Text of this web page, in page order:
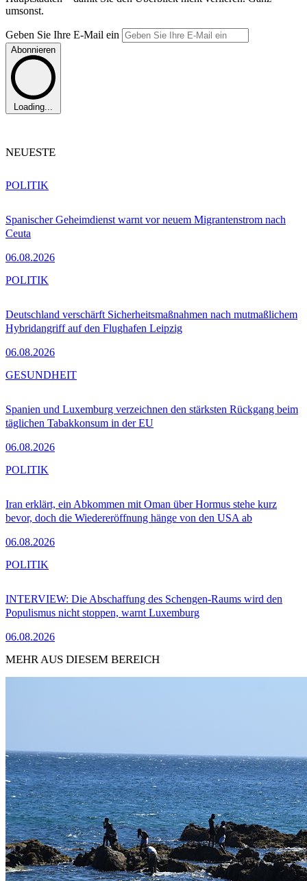
umsonst.
Geben Sie Ihre E-Mail ein
Abonnieren
Loading...
NEUESTE
Spanischer Geheimdienst warnt vor neuem Migrantenstrom nach
Ceuta
06.08.2026
POLITIK
Deutschland verschärft Sicherheitsmaßnahmen nach mutmaßlichem
Hybridangriff auf den Flughafen Leipzig
06.08.2026
POLITIK
Spanien und Luxemburg verzeichnen den stärksten Rückgang beim
täglichen Tabakkonsum in der EU
06.08.2026
GESUNDHEIT
Iran erklärt, ein Abkommen mit Oman über Hormus stehe kurz
bevor, doch die Wiedereröffnung hänge von den USA ab
06.08.2026
POLITIK
INTERVIEW: Die Abschaffung des Schengen-Raums wird den
Populismus nicht stoppen, warnt Luxemburg
06.08.2026
POLITIK
MEHR AUS DIESEM BEREICH